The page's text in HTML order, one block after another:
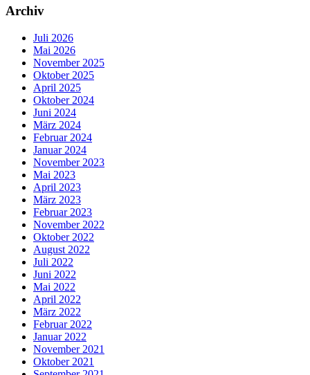
Archiv
Juli 2026
Mai 2026
November 2025
Oktober 2025
April 2025
Oktober 2024
Juni 2024
März 2024
Februar 2024
Januar 2024
November 2023
Mai 2023
April 2023
März 2023
Februar 2023
November 2022
Oktober 2022
August 2022
Juli 2022
Juni 2022
Mai 2022
April 2022
März 2022
Februar 2022
Januar 2022
November 2021
Oktober 2021